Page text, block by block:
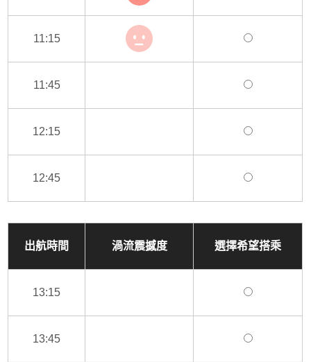
11:15
11:45
12:15
12:45
出航時間 渦流震撼度 選擇希望搭乘
13:15
13:45